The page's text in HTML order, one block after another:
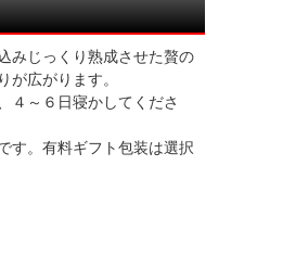
みじっくり熟成させた贅の
が広がります。
４～６日寝かしてくださ
す。有料ギフト包装は選択